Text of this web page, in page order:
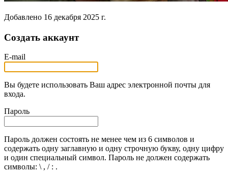
Добавлено 16 декабря 2025 г.
Создать аккаунт
E-mail
Вы будете использовать Ваш адрес электронной почты для
входа.
Пароль
Пароль должен состоять не менее чем из 6 символов и
содержать одну заглавную и одну строчную букву, одну цифру
и один специальный символ. Пароль не должен содержать
символы: \ , / : .